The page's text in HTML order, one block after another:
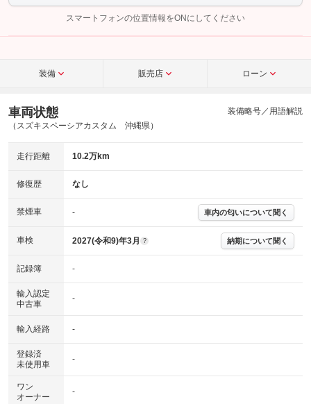
完了してください。
こちら
スマートフォンの位置情報をONにしてください
装備 販売店 ローン
車両状態
（スズキスペーシアカスタム 沖縄県）
装備略号／用語解説
走行距離 10.2万km
修復歴 なし
禁煙車 - 車内の匂いについて聞く
車検 2027(令和9)年3月 ? 納期について聞く
記録簿 -
輸入認定
中古車
-
輸入経路 -
登録済
未使用車
-
ワン
オーナー
-